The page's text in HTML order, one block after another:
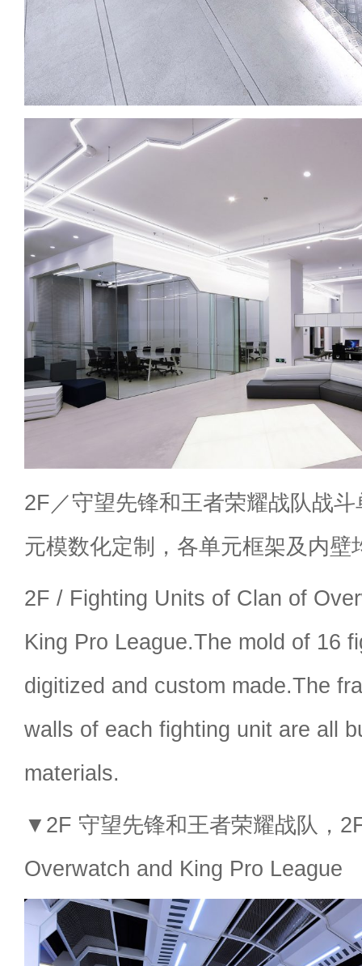
2F／守望先锋和王者荣耀战队战
元模数化定制，各单元框架及内壁
2F / Fighting Units of Clan of
King Pro League.The mold of 16
digitized and custom made.The
walls of each fighting unit are all
materials.
▼2F 守望先锋和王者荣耀战队，
Overwatch and King Pro League